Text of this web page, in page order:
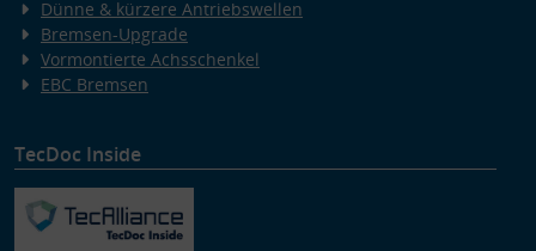
Dünne & kürzere Antriebswellen
Bremsen-Upgrade
Vormontierte Achsschenkel
EBC Bremsen
TecDoc Inside